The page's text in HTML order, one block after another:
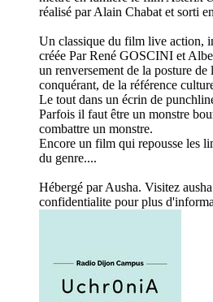
réalisé par Alain Chabat et sorti
Un classique du film live action,
créée Par René GOSCINI et
un renversement de la posture de
conquérant, de la référence
Le tout dans un écrin de
Parfois il faut être un monstre
combattre un monstre.
Encore un film qui repousse les
du genre....
Hébergé par Ausha. Visitez
confidentialite pour plus